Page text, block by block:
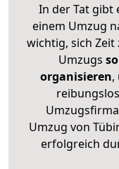
In der Tat gibt
einem Umzug
wichtig, sich Zeit
Umzugs
organisieren,
Umzug von
erfolgreich